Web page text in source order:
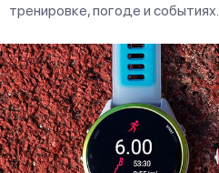
тренировке, погоде и событиях.